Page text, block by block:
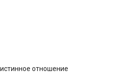
отношение